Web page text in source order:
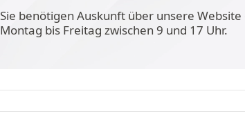
Sie benötigen Auskunft über unsere
Montag bis Freitag zwischen 9 und 17 Uhr.